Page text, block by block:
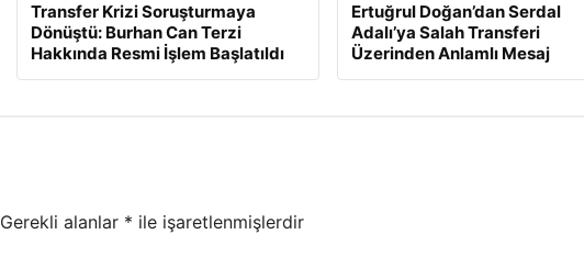
Transfer Krizi Soruşturmaya
Dönüştü: Burhan Can Terzi
Hakkında Resmi İşlem Başlatıldı
Ertuğrul Doğan’dan Serdal
Adalı’ya Salah Transferi
Üzerinden Anlamlı Mesaj
Gerekli alanlar * ile işaretlenmişlerdir